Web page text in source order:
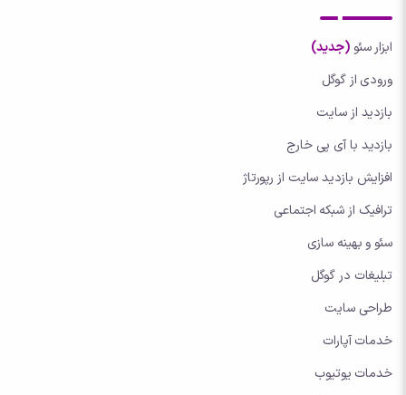
ابزار سئو (جدید)
ورودی از گوگل
بازدید از سایت
بازدید با آی پی خارج
افزایش بازدید سایت از رپورتاژ
ترافیک از شبکه اجتماعی
سئو و بهینه سازی
تبلیغات در گوگل
طراحی سایت
خدمات آپارات
خدمات یوتیوب